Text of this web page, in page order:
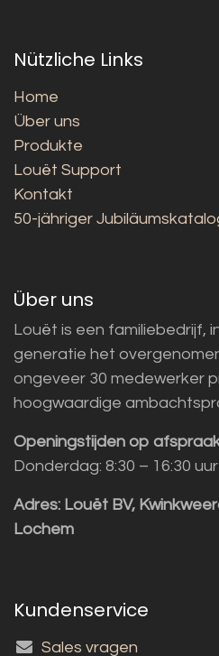
Nützliche Links
Home
Über uns
Produkte
Louët Support
Kontakt
50-jähriger
Über uns
Louët is een familiebedrijf,
generatie het
ongeveer 30 medewerker
hoogwaardige
Openingstijden op
Donderdag: 8:30 – 16:30 uur
Adres: Louët BV,
Lochem
Kundenservice
Sales vragen